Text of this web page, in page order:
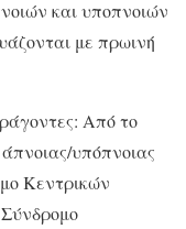
και υποπνοιών
με πρωινή
Από το
υπόπνοιας
Κεντρικών